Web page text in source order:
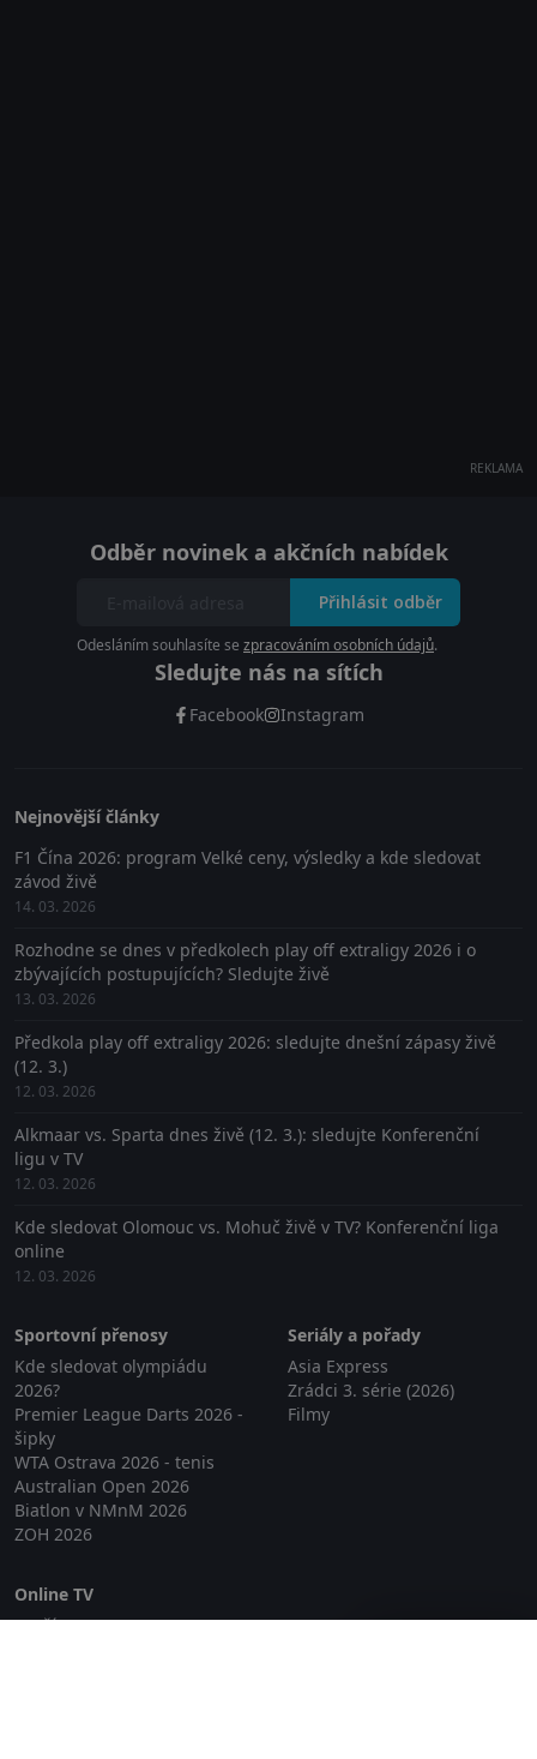
REKLAMA
Odběr novinek a akčních nabídek
Přihlásit odběr
Odesláním souhlasíte se zpracováním osobních údajů.
Sledujte nás na sítích
Facebook Instagram
Nejnovější články
F1 Čína 2026: program Velké ceny, výsledky a kde sledovat
závod živě
14. 03. 2026
Rozhodne se dnes v předkolech play off extraligy 2026 i o
zbývajících postupujících? Sledujte živě
13. 03. 2026
Předkola play off extraligy 2026: sledujte dnešní zápasy živě
(12. 3.)
12. 03. 2026
Alkmaar vs. Sparta dnes živě (12. 3.): sledujte Konferenční
ligu v TV
12. 03. 2026
Kde sledovat Olomouc vs. Mohuč živě v TV? Konferenční liga
online
12. 03. 2026
Sportovní přenosy
Kde sledovat olympiádu
2026?
Premier League Darts 2026 -
šipky
WTA Ostrava 2026 - tenis
Australian Open 2026
Biatlon v NMnM 2026
ZOH 2026
Seriály a pořady
Asia Express
Zrádci 3. série (2026)
Filmy
Online TV
Lepší.TV